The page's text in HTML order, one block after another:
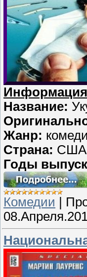
Название:
Жанр:
Страна: США
Годы
Комедии